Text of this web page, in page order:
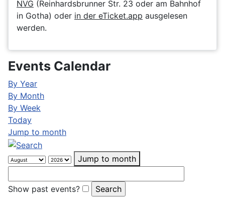
NVG (Reinhardsbrunner Str. 23 oder am Bahnhof
in Gotha) oder in der eTicket.app ausgelesen
werden.
Events Calendar
By Year
By Month
By Week
Today
Jump to month
Jump to month
Show past events?